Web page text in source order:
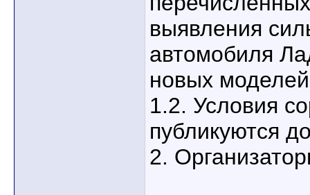
выявления
автомобиля
новых
1.2. Условия
публикуются
2.